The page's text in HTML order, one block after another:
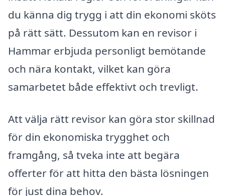
du känna dig trygg i att din ekonomi sköts
på rätt sätt. Dessutom kan en revisor i
Hammar erbjuda personligt bemötande
och nära kontakt, vilket kan göra
samarbetet både effektivt och trevligt.
Att välja rätt revisor kan göra stor skillnad
för din ekonomiska trygghet och
framgång, så tveka inte att begära
offerter för att hitta den bästa lösningen
för just dina behov.